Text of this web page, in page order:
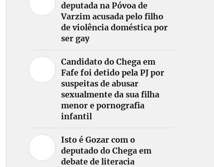
deputada na Póvoa de
Varzim acusada pelo filho
de violência doméstica por
ser gay
Candidato do Chega em
Fafe foi detido pela PJ por
suspeitas de abusar
sexualmente da sua filha
menor e pornografia
infantil
Isto é Gozar com o
deputado do Chega em
debate de literacia